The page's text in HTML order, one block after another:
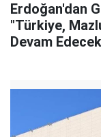
Erdoğan'dan
"Türkiye,
Devam